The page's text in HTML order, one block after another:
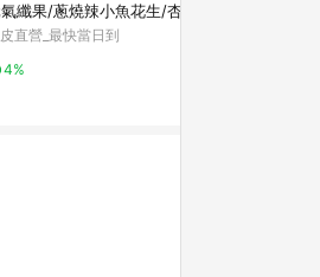
纖果/蔥燒辣小魚花生/杏仁
/無調味堅果/椒麻風味小魚
直營_最快當日到
4%